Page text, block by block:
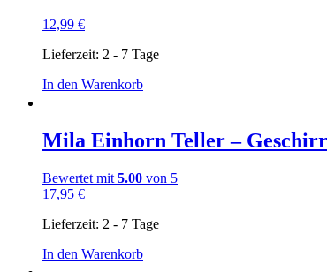
12,99 €
Lieferzeit: 2 - 7 Tage
In den Warenkorb
Mila Einhorn Teller –
Bewertet mit 5.00 von 5
17,95 €
Lieferzeit: 2 - 7 Tage
In den Warenkorb